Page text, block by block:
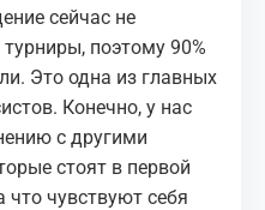
сейчас не
поэтому 90%
Это одна из главных
Конечно, у нас
с другими
стоят в первой
что чувствуют себя